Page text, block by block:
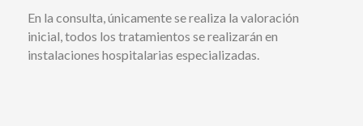
En la consulta, únicamente se realiza la valoración
inicial, todos los tratamientos se realizarán en
instalaciones hospitalarias especializadas.